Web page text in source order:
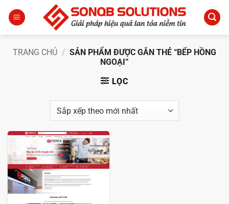
qua
TRANG CHỦ / SẢN PHẨM ĐƯỢC GẮN THẺ “BẾP HỒNG
NGOẠI”
LỌC